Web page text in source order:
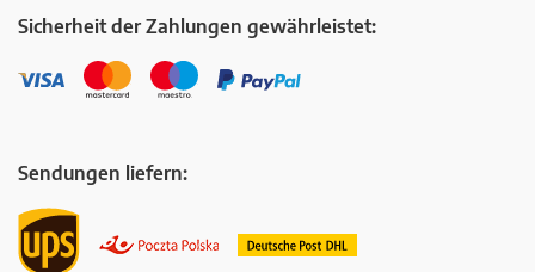
Sicherheit der Zahlungen gewährleistet:
Sendungen liefern: